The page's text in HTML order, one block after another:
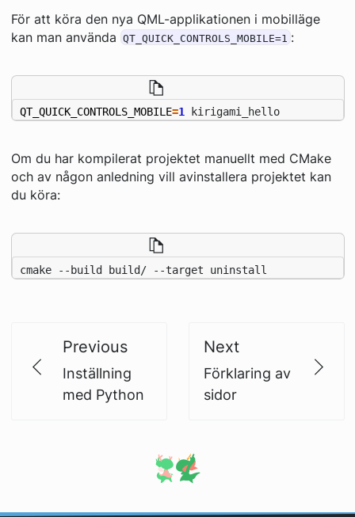
För att köra den nya QML-applikationen i mobilläge
kan man använda
QT_QUICK_CONTROLS_MOBILE=1 :
QT_QUICK_CONTROLS_MOBILE=1 kirigami_hello
Om du har kompilerat projektet manuellt med CMake
och av någon anledning vill avinstallera projektet kan
du köra:
cmake --build build/ --target uninstall
Previous
Inställning
med Python
Next
Förklaring av
sidor